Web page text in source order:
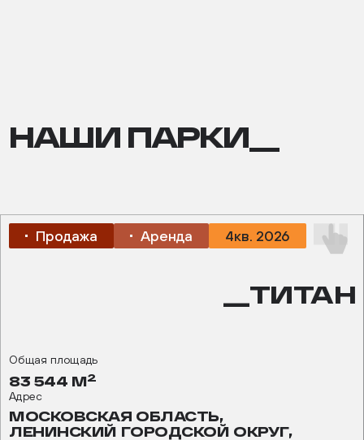
НАШИ ПАРКИ__
Продажа Аренда 4кв. 2026
__ТИТАН
Общая площадь
83 544 М2
Адрес
МОСКОВСКАЯ ОБЛАСТЬ,
ЛЕНИНСКИЙ ГОРОДСКОЙ ОКРУГ,